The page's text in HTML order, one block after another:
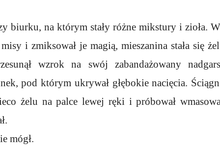
biurku, na którym stały różne mikstury i zioła.
i zmiksował je magią, mieszanina stała się
wzrok na swój zabandażowany
pod którym ukrywał głębokie nacięcia.
żelu na palce lewej ręki i próbował
mógł.